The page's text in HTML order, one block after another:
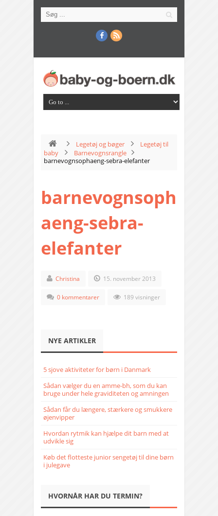
Legetøj og bøger
Legetøj til
baby
Barnevognsrangle
barnevognsophaeng-sebra-elefanter
barnevognsoph
aeng-sebra-
elefanter
Christina 15. november 2013
0 kommentarer 189 visninger
NYE ARTIKLER
5 sjove aktiviteter for børn i Danmark
Sådan vælger du en amme-bh, som du kan
bruge under hele graviditeten og amningen
Sådan får du længere, stærkere og smukkere
øjenvipper
Hvordan rytmik kan hjælpe dit barn med at
udvikle sig
Køb det flotteste junior sengetøj til dine børn
i julegave
HVORNÅR HAR DU TERMIN?